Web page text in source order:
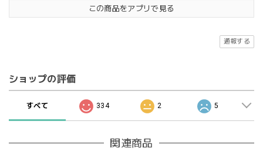
この商品をアプリで見る
通報する
ショップの評価
すべて 334 2 5
関連商品